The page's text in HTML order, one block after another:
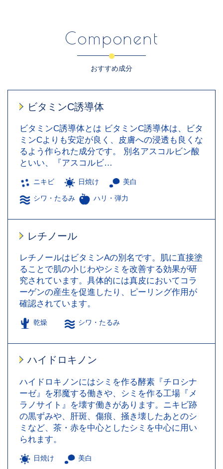
Component
おすすめ成分
ビタミンC誘導体
ビタミンC誘導体とは ビタミンC誘導体は、ビタ
ミンCよりも安定が良く、皮膚への浸透も良くな
るよう作られた成分です。 別名アスコルビン酸
といい、『アスコルビ…
ニキビ 日焼け 美白
シワ・たるみ ハリ・弾力
レチノール
レチノールはビタミンAの別名です。肌に直接塗
ることで肌の小じわやシミを改善する効果が研
究されています。具体的には真皮においてコラ
ーゲンの産生を促進したり、ピーリング作用が
確認されています。
乾燥 シワ・たるみ
ハイドロキノン
ハイドロキノンにはシミを作る酵素『チロシナ
ーゼ』を邪魔する働きや、シミを作る工場『メ
ラノサイト』を壊す働きがあります。ニキビ跡
の黒ずみや、肝斑、傷痕、掻き壊したあとのシ
ミなど、茶・赤を中心としたシミを中心に用い
られます。
日焼け 美白